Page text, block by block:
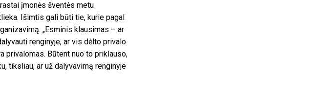
įmonės šventės metu
Išimtis gali būti tie, kurie pagal
„Esminis klausimas – ar
renginyje, ar vis dėlto privalo
privalomas. Būtent nuo to priklauso,
tiksliau, ar už dalyvavimą renginyje